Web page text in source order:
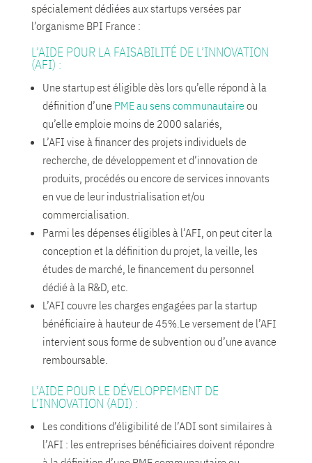
spécialement dédiées aux startups versées par
l’organisme BPI France :
L’AIDE POUR LA FAISABILITÉ DE L’INNOVATION
(AFI) :
Une startup est éligible dès lors qu’elle répond à la
définition d’une PME au sens communautaire ou
qu’elle emploie moins de 2000 salariés,
L’AFI vise à financer des projets individuels de
recherche, de développement et d’innovation de
produits, procédés ou encore de services innovants
en vue de leur industrialisation et/ou
commercialisation.
Parmi les dépenses éligibles à l’AFI, on peut citer la
conception et la définition du projet, la veille, les
études de marché, le financement du personnel
dédié à la R&D, etc.
L’AFI couvre les charges engagées par la startup
bénéficiaire à hauteur de 45%.Le versement de l’AFI
intervient sous forme de subvention ou d’une avance
remboursable.
L’AIDE POUR LE DÉVELOPPEMENT DE
L’INNOVATION (ADI) :
Les conditions d’éligibilité de l’ADI sont similaires à
l’AFI : les entreprises bénéficiaires doivent répondre